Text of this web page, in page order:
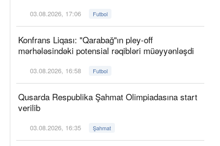
03.08.2026, 17:06 Futbol
Konfrans Liqası: "Qarabağ"ın pley-off
mərhələsindəki potensial rəqibləri müəyyənləşdi
03.08.2026, 16:58 Futbol
Qusarda Respublika Şahmat Olimpiadasına start
verilib
03.08.2026, 16:35 Şahmat